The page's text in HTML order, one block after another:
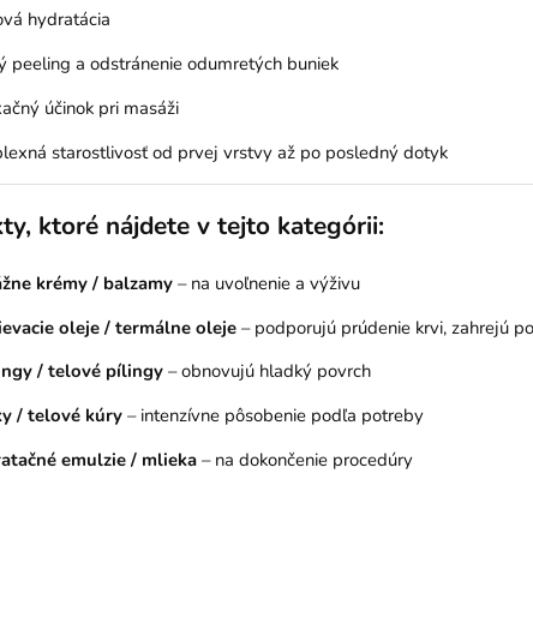
hydratácia
peeling a odstránenie odumretých buniek
účinok pri masáži
starostlivosť od prvej vrstvy až po posledný dotyk
ktoré nájdete v tejto kategórii:
krémy / balzamy– na uvoľnenie a výživu
oleje / termálne oleje– podporujú prúdenie krvi, zahrejú
/ telové pílingy– obnovujú hladký povrch
/ telové kúry– intenzívne pôsobenie podľa potreby
emulzie / mlieka– na dokončenie procedúry